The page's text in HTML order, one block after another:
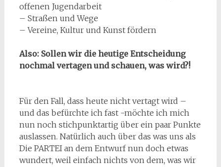
offenen Jugendarbeit
– Straßen und Wege
– Vereine, Kultur und Kunst fördern
Also: Sollen wir die heutige Entscheidung
nochmal vertagen und schauen, was wird?!
Für den Fall, dass heute nicht vertagt wird –
und das befürchte ich fast -möchte ich mich
nun noch stichpunktartig über ein paar Punkte
auslassen. Natürlich auch über das was uns als
Die PARTEI an dem Entwurf nun doch etwas
wundert, weil einfach nichts von dem, was wir